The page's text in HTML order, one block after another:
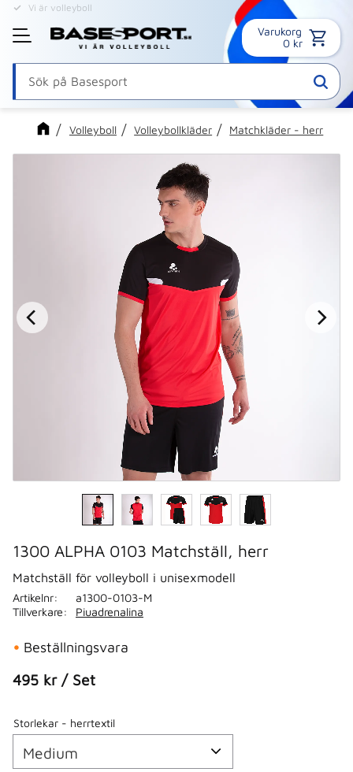
Meny
Vi är volleyboll
Online sedan 1995
Varukorg
0 kr
Volleyboll Volleybollkläder Matchkläder - herr
1300 ALPHA 0103 Matchställ, herr
Matchställ för volleyboll i unisexmodell
495 kr / Set
Storlekar - herrtextil
Beställningsvara
Artikelnr
a1300-0103-M
Tillverkare
Piuadrenalina